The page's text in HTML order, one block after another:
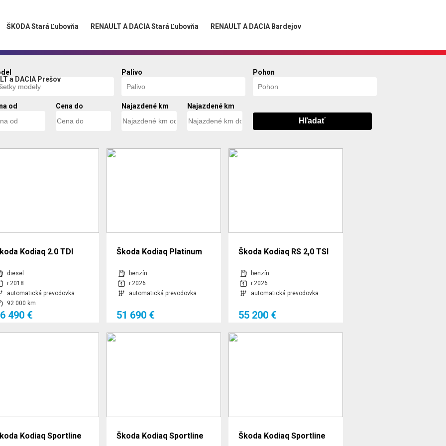
ŠKODA Stará Ľubovňa RENAULT A DACIA Stará Ľubovňa RENAULT A DACIA Bardejov
a DACIA Prešov
Palivo Pohon
od Cena do
Najazdené km
Najazdené km
Kodiaq 2.0 TDI
zariadenie,
kúrenie
diesel
r.2018
automatická prevodovka
92 000 km
490 €
Škoda Kodiaq Platinum
automat. 4x4
benzín
r.2026
automatická prevodovka
51 690 €
Škoda Kodiaq RS 2,0 TSI
automat. 4x4
benzín
r.2026
automatická prevodovka
55 200 €
Kodiaq Sportline
Škoda Kodiaq Sportline
Škoda Kodiaq Sportline